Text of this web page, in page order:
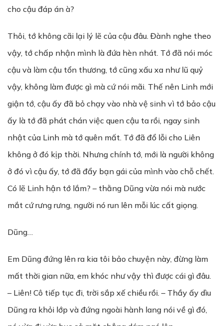
cho cậu đáp án à?
Thôi, tớ không cãi lại lý lẽ của cậu đâu. Đành nghe theo
vậy, tớ chấp nhận mình là đứa hèn nhát. Tớ đã nói móc
cậu và làm cậu tổn thương, tớ cũng xấu xa như lũ quỷ
vậy, không làm được gì mà cứ nói mãi. Thế nên Linh mới
giận tớ, cậu ấy đã bỏ chạy vào nhà vệ sinh vì tớ bảo cậu
ấy là tớ đã phát chán việc quen cậu ta rồi, ngay sinh
nhật của Linh mà tớ quên mất. Tớ đã đổ lỗi cho Liên
không ở đó kịp thời. Nhưng chính tớ, mới là người không
ở đó vì cậu ấy, tớ đã đẩy bạn gái của mình vào chỗ chết.
Có lẽ Linh hận tớ lắm? – thằng Dũng vừa nói mà nước
mắt cứ rưng rưng, người nó run lên mỗi lúc cất giọng.
Dũng…
Em Dũng đứng lên ra kia tôi bảo chuyện này, đừng làm
mất thời gian nữa, em khóc như vậy thì được cái gì đâu.
– Liên! Cô tiếp tục đi, trời sắp xế chiều rồi. – Thầy ấy dìu
Dũng ra khỏi lớp và đứng ngoài hành lang nói về gì đó,